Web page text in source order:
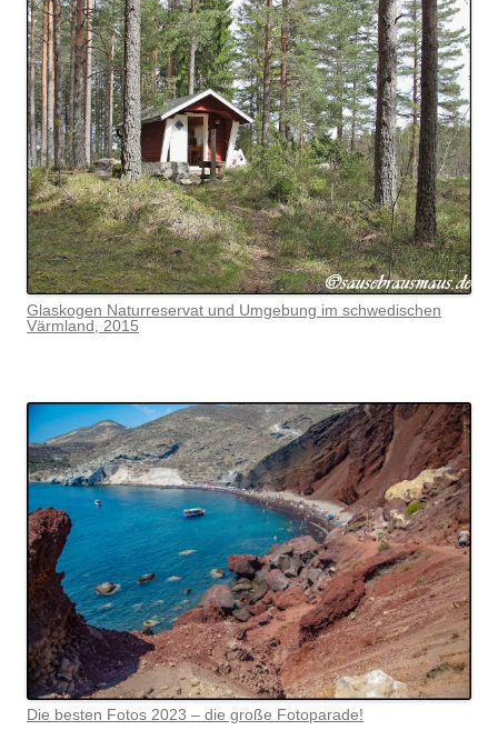
Glaskogen Naturreservat und Umgebung im schwedischen
Värmland, 2015
Die besten Fotos 2023 – die große Fotoparade!